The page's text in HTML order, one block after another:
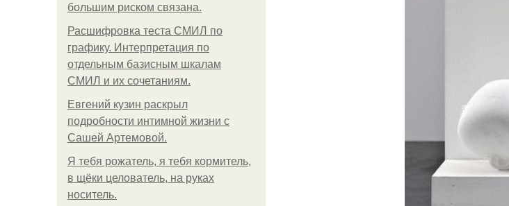
большим риском связана.
Расшифровка теста СМИЛ по
графику. Интерпретация по
отдельным базисным шкалам
СМИЛ и их сочетаниям.
Евгений кузин раскрыл
подробности интимной жизни с
Сашей Артемовой.
Я тебя рожатель, я тебя кормитель,
в щёки целователь, на руках
носитель.